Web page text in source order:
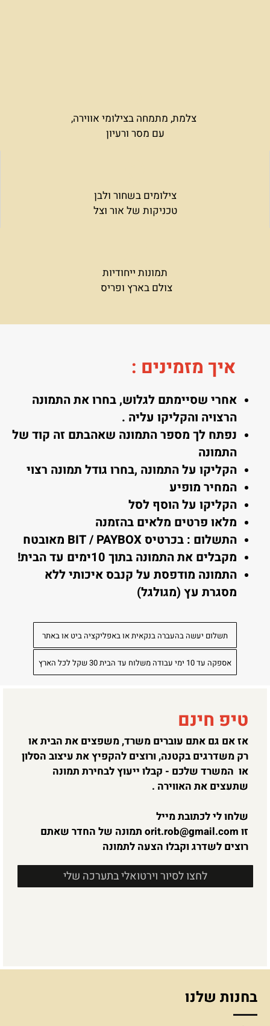
צלמת, מתמחה בצילומי אווירה,
עם מסר ורעיון
צילומים בשחור ולבן
טכניקות של אור וצל
תמונות ייחודיות
צולם בארץ ופריס
איך מזמינים :
אחרי שסיימתם לגלוש, בחרו את התמונה
הרצויה והקליקו עליה .
נפתח לך מספר התמונה שאהבתם זה קוד של
התמונה
הקליקו על התמונה ,בחרו גודל תמונה רצוי
המחיר מופיע
הקליקו על הוסף לסל
מלאו פרטים מלאים בהזמנה
התשלום : בכרטיס BIT / PAYBOX מאובטח
מקבלים את התמונה בתוך 10ימים עד הבית!
התמונה מודפסת על קנבס איכותי ללא
מסגרת עץ (מגולגל)
תשלום יעשה בהעברה בנקאית או באפליקציה ביט או באתר
אספקה עד 10 ימי עבודה משלוח עד הבית 30 שקל לכל הארץ
טיפ חינם
אז אם גם אתם עוברים משרד, משפצים את הבית או
רק משדרגים בקטנה, ורוצים להקפיץ את עיצוב הסלון
או המשרד שלכם - קבלו ייעוץ לבחירת תמונה
שתעצים את האווירה .
שלחו לי לכתובת מייל
זו orit.rob@gmail.com תמונה של החדר שאתם
רוצים לשדרג וקבלו הצעה לתמונה
לחצו לסיור וירטואלי בתערכה שלי
בחנות שלנו